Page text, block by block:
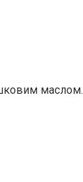
маслом.